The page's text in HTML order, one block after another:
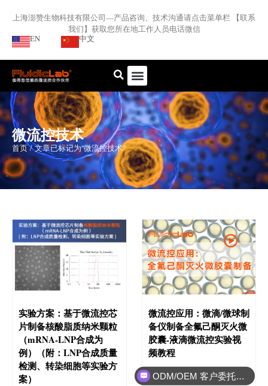
上海澎赞生物科技有限公司—产品咨询、技术沟通请点击菜单栏 【联系
我们】获取您所在地工作人员电话微信
EN
中文
微流控技术
首页/ 文章已标记为“微流控技术”
实验方案：基于微流控芯
片制备核酸脂质纳米颗粒
（mRNA-LNP合成为
例）（附：LNP合成质量
检测、转染细胞等实验方
案）
微流控应用：微滴/微球制
备仪制备全氟己酮灭火微
胶囊-液滴微流控实验视
频教程
阅读更多 »实验方案外包服务